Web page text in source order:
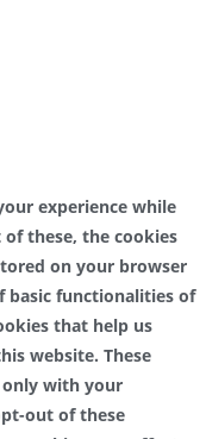
experience while
these, the cookies
on your browser
basic functionalities of
that help us
website. These
with your
out of these